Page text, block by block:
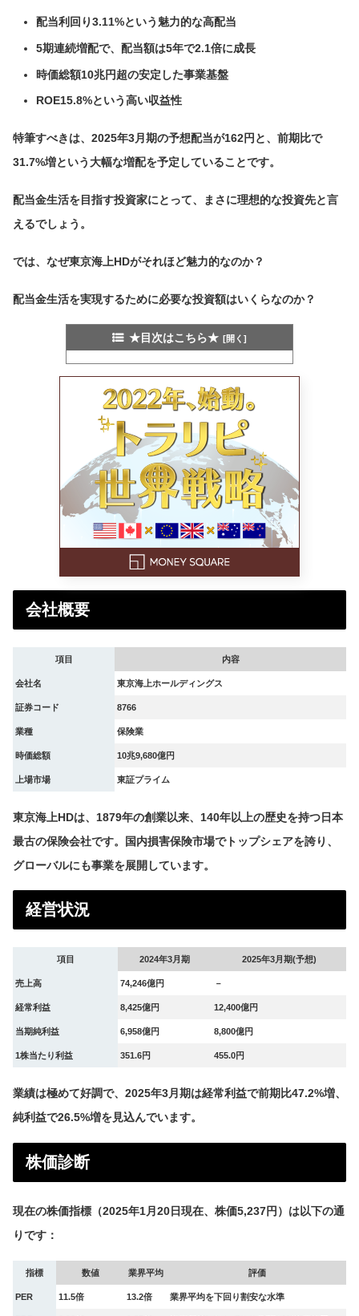
配当利回り3.11%という魅力的な高配当
5期連続増配で、配当額は5年で2.1倍に成長
時価総額10兆円超の安定した事業基盤
ROE15.8%という高い収益性
特筆すべきは、2025年3月期の予想配当が162円と、前期比で
31.7%増という大幅な増配を予定していることです。
配当金生活を目指す投資家にとって、まさに理想的な投資先と言
えるでしょう。
では、なぜ東京海上HDがそれほど魅力的なのか？
配当金生活を実現するために必要な投資額はいくらなのか？
★目次はこちら★
会社概要
項目 内容
会社名 東京海上ホールディングス
証券コード 8766
業種 保険業
時価総額 10兆9,680億円
上場市場 東証プライム
東京海上HDは、1879年の創業以来、140年以上の歴史を持つ日本
最古の保険会社です。国内損害保険市場でトップシェアを誇り、
グローバルにも事業を展開しています。
経営状況
項目 2024年3月期 2025年3月期(予想)
売上高 74,246億円 －
経常利益 8,425億円 12,400億円
当期純利益 6,958億円 8,800億円
1株当たり利益 351.6円 455.0円
業績は極めて好調で、2025年3月期は経常利益で前期比47.2%増、
純利益で26.5%増を見込んでいます。
株価診断
現在の株価指標（2025年1月20日現在、株価5,237円）は以下の通
りです：
指標 数値 業界平均 評価
PER 11.5倍 13.2倍 業界平均を下回り割安な水準